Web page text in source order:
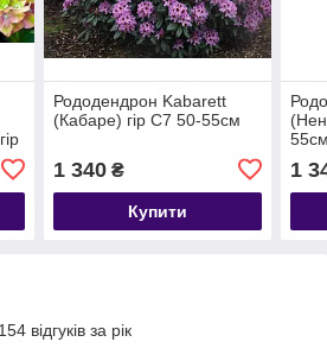
Рододендрон Kabarett
(Кабаре) гір С7 50-55см
1 340₴
Купити
1
відгуків за рік